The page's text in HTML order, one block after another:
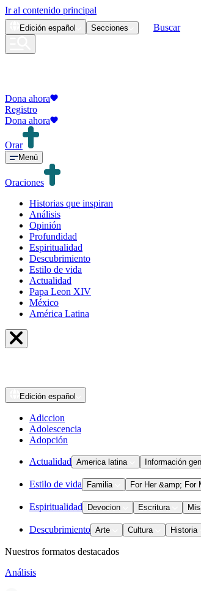
Ir al contenido principal
Edición español Secciones Buscar
Dona ahora
Registro
Dona ahora
Orar
Menú
Oraciones
Historias que inspiran
Análisis
Opinión
Profundidad
Espiritualidad
Descubrimiento
Estilo de vida
Actualidad
Papa Leon XIV
México
América Latina
Edición español
Adiccion
Adolescencia
Adopción
Actualidad America latina Información
Estilo de vida Familia For Her &amp; For
Espiritualidad Devocion Escritura
Descubrimiento Arte Cultura Historia
Nuestros formatos destacados
Análisis